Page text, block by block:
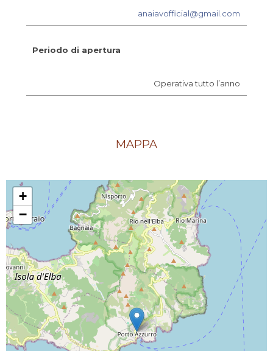
anaiavofficial@gmail.com
Periodo di apertura
Operativa tutto l’anno
MAPPA
+
−